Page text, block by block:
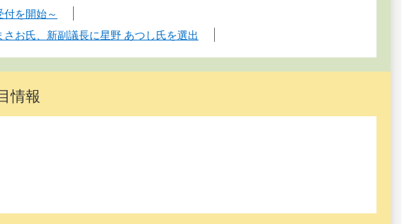
付を開始～
お氏、新副議長に星野 あつし氏を選出
情報